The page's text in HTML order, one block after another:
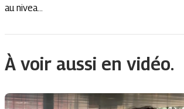
au nivea...
À voir aussi en vidéo.